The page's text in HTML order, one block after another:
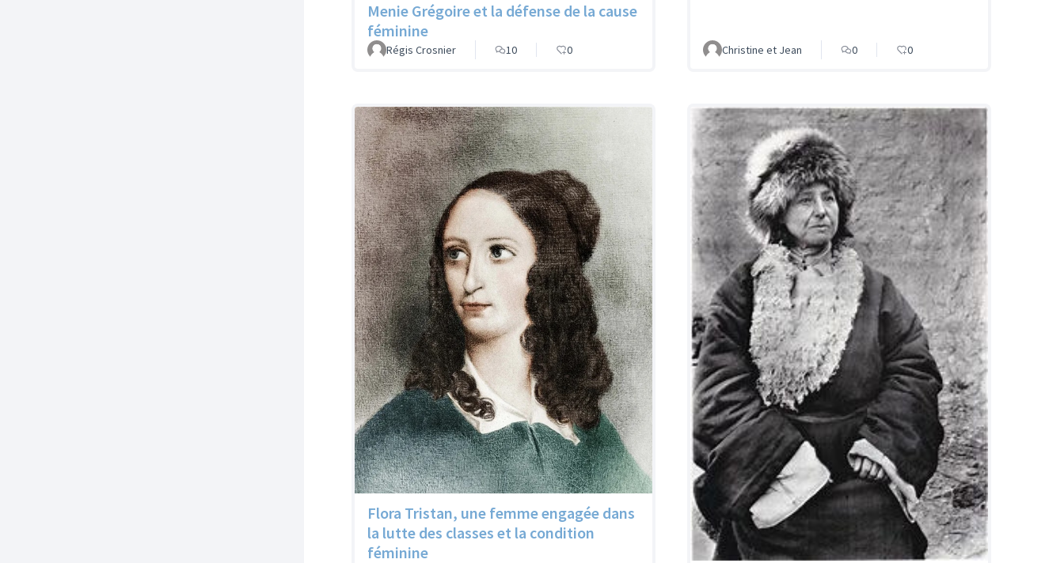
Menie Grégoire et la défense de la cause
féminine
Régis Crosnier 10 0 Christine et Jean 0 0
Flora Tristan, une femme engagée dans
la lutte des classes et la condition
féminine